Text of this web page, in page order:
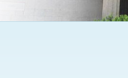
建立更紧密经贸关系的安
其